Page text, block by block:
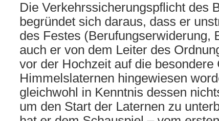
Die Verkehrssicherungspflicht des
begründet sich daraus, dass er
des Festes (Berufungserwiderung,
auch er von dem Leiter des
vor der Hochzeit auf die besondere
Himmelslaternen hingewiesen
gleichwohl in Kenntnis dessen
um den Start der Laternen zu